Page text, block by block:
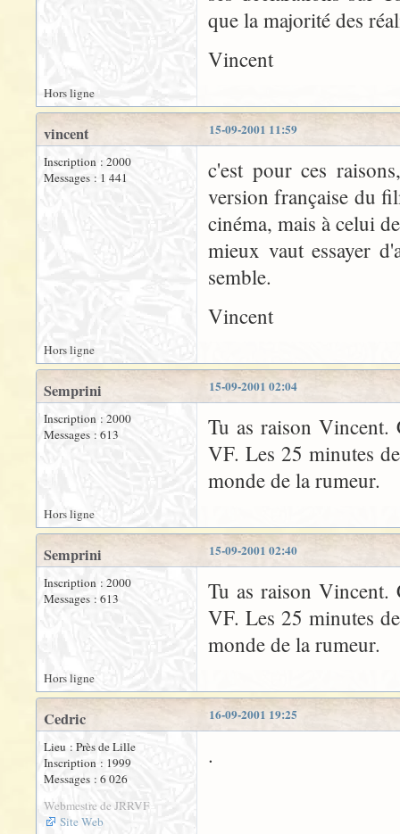
que la majorité des
Vincent
Hors ligne
15-09-2001 11:59
vincent
Inscription : 2000
Messages : 1 441
c'est pour ces
version française du
cinéma, mais à celui
mieux vaut essayer
semble.
Vincent
Hors ligne
15-09-2001 02:04
Semprini
Inscription : 2000
Messages : 613
Tu as raison Vincent.
VF. Les 25 minutes
monde de la rumeur.
Hors ligne
15-09-2001 02:40
Semprini
Inscription : 2000
Messages : 613
Tu as raison Vincent.
VF. Les 25 minutes
monde de la rumeur.
Hors ligne
16-09-2001 19:25
Cedric
Lieu : Près de Lille
Inscription : 1999
Messages : 6 026
Webmestre de JRRVF
Site Web
.